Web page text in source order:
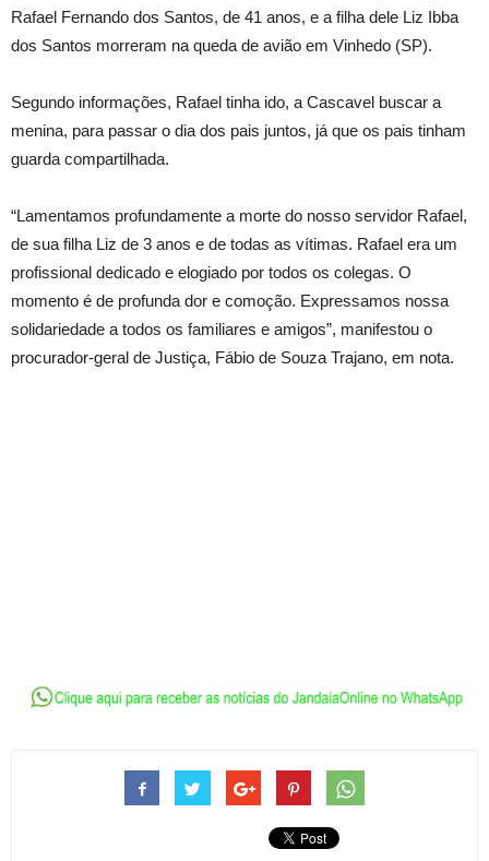
Rafael Fernando dos Santos, de 41 anos, e a filha dele Liz Ibba
dos Santos morreram na queda de avião em Vinhedo (SP).
Segundo informações, Rafael tinha ido, a Cascavel buscar a
menina, para passar o dia dos pais juntos, já que os pais tinham
guarda compartilhada.
“Lamentamos profundamente a morte do nosso servidor Rafael,
de sua filha Liz de 3 anos e de todas as vítimas. Rafael era um
profissional dedicado e elogiado por todos os colegas. O
momento é de profunda dor e comoção. Expressamos nossa
solidariedade a todos os familiares e amigos”, manifestou o
procurador-geral de Justiça, Fábio de Souza Trajano, em nota.